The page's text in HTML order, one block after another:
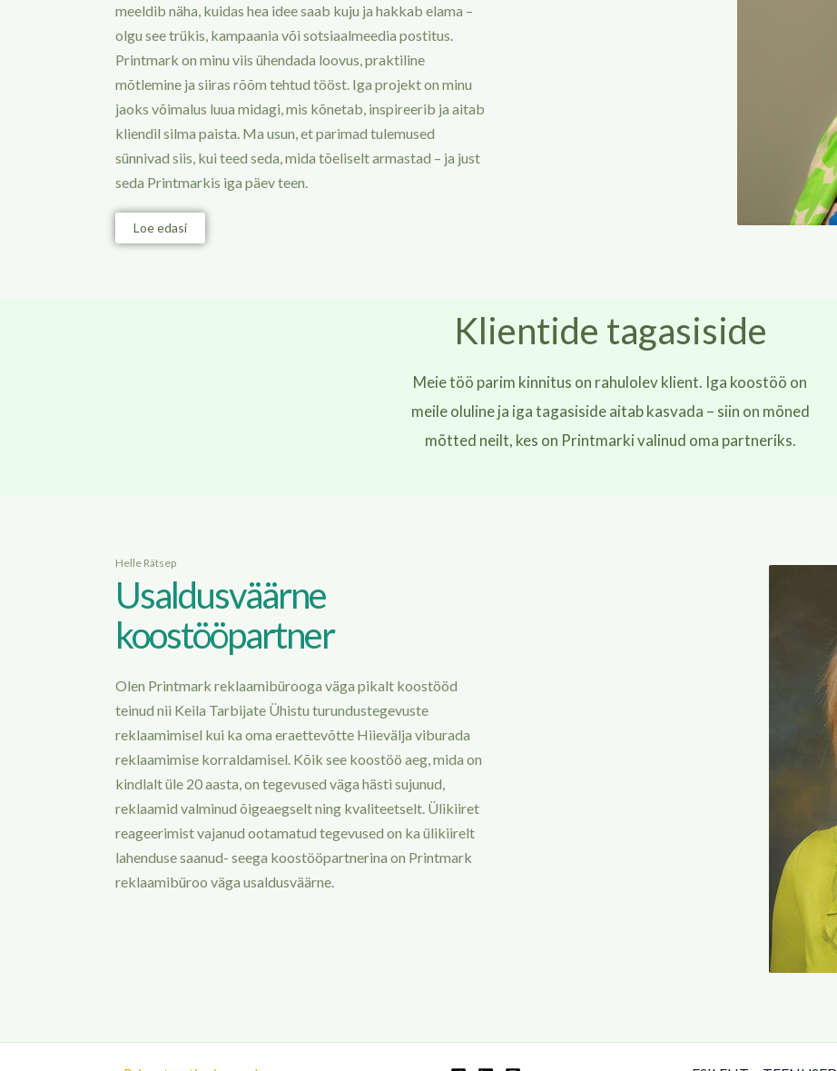
meeldib näha, kuidas hea idee saab kuju ja hakkab elama –
olgu see trükis, kampaania või sotsiaalmeedia postitus.
Printmark on minu viis ühendada loovus, praktiline
mõtlemine ja siiras rõõm tehtud tööst. Iga projekt on minu
jaoks võimalus luua midagi, mis kõnetab, inspireerib ja aitab
kliendil silma paista. Ma usun, et parimad tulemused
sünnivad siis, kui teed seda, mida tõeliselt armastad – ja just
seda Printmarkis iga päev teen.
Loe edasi
Klientide tagasiside
Meie töö parim kinnitus on rahulolev klient. Iga koostöö on
meile oluline ja iga tagasiside aitab kasvada – siin on mõned
mõtted neilt, kes on Printmarki valinud oma partneriks.
Helle Rätsep
Usaldusväärne
koostööpartner
Olen Printmark reklaamibürooga väga pikalt koostööd
teinud nii Keila Tarbijate Ühistu turundustegevuste
reklaamimisel kui ka oma eraettevõtte Hiievälja viburada
reklaamimise korraldamisel. Kõik see koostöö aeg, mida on
kindlalt üle 20 aasta, on tegevused väga hästi sujunud,
reklaamid valminud õigeaegselt ning kvaliteetselt. Ülikiiret
reageerimist vajanud ootamatud tegevused on ka ülikiirelt
lahenduse saanud- seega koostööpartnerina on Printmark
reklaamibüroo väga usaldusväärne.